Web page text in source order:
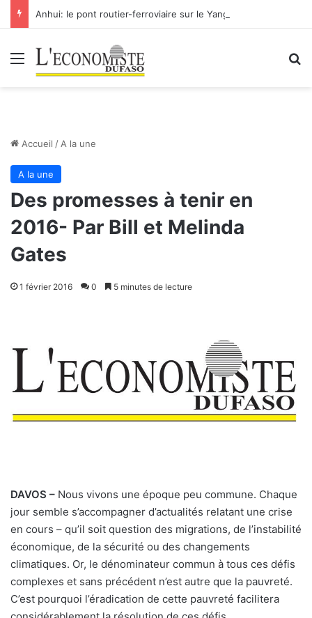
Menu
Accueil / A la une
A la une
Des promesses à tenir en
2016- Par Bill et Melinda
Gates
1 février 2016 0 5 minutes de lecture
DAVOS – Nous vivons une époque peu commune. Chaque
jour semble s’accompagner d’actualités relatant une crise
en cours – qu’il soit question des migrations, de l’instabilité
économique, de la sécurité ou des changements
climatiques. Or, le dénominateur commun à tous ces défis
complexes et sans précédent n’est autre que la pauvreté.
C’est pourquoi l’éradication de cette pauvreté facilitera